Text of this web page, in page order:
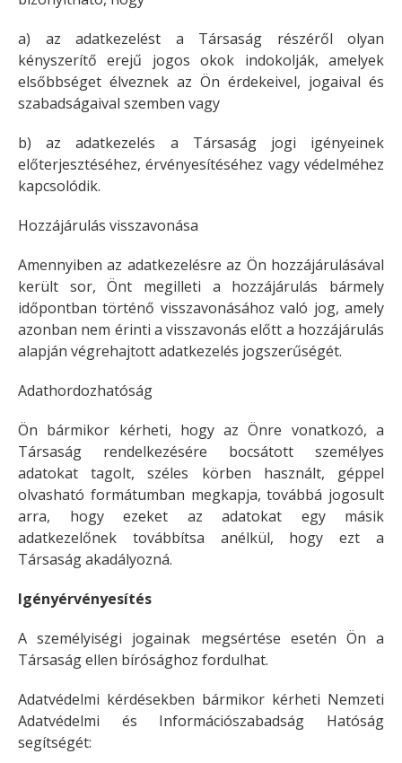
a) az adatkezelést a Társaság részéről olyan
kényszerítő erejű jogos okok indokolják, amelyek
elsőbbséget élveznek az Ön érdekeivel, jogaival és
szabadságaival szemben vagy
b) az adatkezelés a Társaság jogi igényeinek
előterjesztéséhez, érvényesítéséhez vagy védelméhez
kapcsolódik.
Hozzájárulás visszavonása
Amennyiben az adatkezelésre az Ön hozzájárulásával
került sor, Önt megilleti a hozzájárulás bármely
időpontban történő visszavonásához való jog, amely
azonban nem érinti a visszavonás előtt a hozzájárulás
alapján végrehajtott adatkezelés jogszerűségét.
Adathordozhatóság
Ön bármikor kérheti, hogy az Önre vonatkozó, a
Társaság rendelkezésére bocsátott személyes
adatokat tagolt, széles körben használt, géppel
olvasható formátumban megkapja, továbbá jogosult
arra, hogy ezeket az adatokat egy másik
adatkezelőnek továbbítsa anélkül, hogy ezt a
Társaság akadályozná.
Igényérvényesítés
A személyiségi jogainak megsértése esetén Ön a
Társaság ellen bírósághoz fordulhat.
Adatvédelmi kérdésekben bármikor kérheti Nemzeti
Adatvédelmi és Információszabadság Hatóság
segítségét: